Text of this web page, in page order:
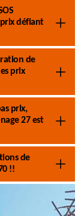
défiant
de
prix
prix,
27 est
de
!!